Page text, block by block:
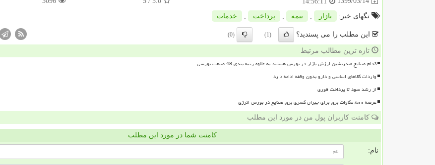
تگهای خبر: بازار بیمه پرداخت خدمات
این مطلب را می پسندید؟ (1)
(0)
تازه ترین مطالب مرتبط
کدام صنایع صدرنشین ارزش بازار در بورس هستند به علاوه رتبه بندی 48 صنعت بورسی
واردات کالاهای اساسی و دارو بدون وقفه ادامه دارد
از رشد سود تا پرداخت فوری
عرضه ۵۰۰ مگاوات برق برای جبران کسری برق صنایع در بورس انرژی
کامنت کاربران پول من در مورد این مطلب
کامنت شما در مورد این مطلب
نام: